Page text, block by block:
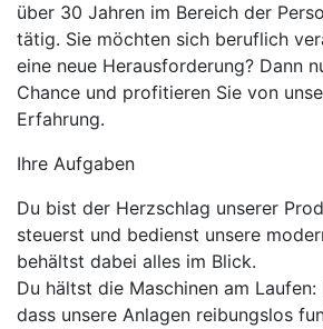
über 30 Jahren im Bereich der
tätig. Sie möchten sich beruflich
eine neue Herausforderung? Dann
Chance und profitieren Sie von
Erfahrung.
Ihre Aufgaben
Du bist der Herzschlag unserer
steuerst und bedienst unsere
behältst dabei alles im Blick.
Du hältst die Maschinen am
dass unsere Anlagen reibungslos